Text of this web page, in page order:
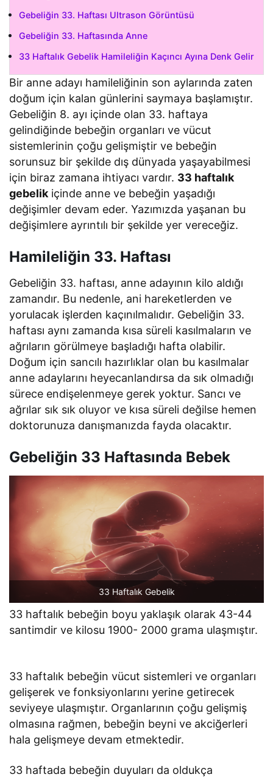
Gebeliğin 33. Haftası Ultrason Görüntüsü
Gebeliğin 33. Haftasında Anne
33 Haftalık Gebelik Hamileliğin Kaçıncı Ayına Denk Gelir
Bir anne adayı hamileliğinin son aylarında zaten
doğum için kalan günlerini saymaya başlamıştır.
Gebeliğin 8. ayı içinde olan 33. haftaya
gelindiğinde bebeğin organları ve vücut
sistemlerinin çoğu gelişmiştir ve bebeğin
sorunsuz bir şekilde dış dünyada yaşayabilmesi
için biraz zamana ihtiyacı vardır. 33 haftalık
gebelik içinde anne ve bebeğin yaşadığı
değişimler devam eder. Yazımızda yaşanan bu
değişimlere ayrıntılı bir şekilde yer vereceğiz.
Hamileliğin 33. Haftası
Gebeliğin 33. haftası, anne adayının kilo aldığı
zamandır. Bu nedenle, ani hareketlerden ve
yorulacak işlerden kaçınılmalıdır. Gebeliğin 33.
haftası aynı zamanda kısa süreli kasılmaların ve
ağrıların görülmeye başladığı hafta olabilir.
Doğum için sancılı hazırlıklar olan bu kasılmalar
anne adaylarını heyecanlandırsa da sık olmadığı
sürece endişelenmeye gerek yoktur. Sancı ve
ağrılar sık sık oluyor ve kısa süreli değilse hemen
doktorunuza danışmanızda fayda olacaktır.
Gebeliğin 33 Haftasında Bebek
33 Haftalık Gebelik
33 haftalık bebeğin boyu yaklaşık olarak 43-44
santimdir ve kilosu 1900- 2000 grama ulaşmıştır.
33 haftalık bebeğin vücut sistemleri ve organları
gelişerek ve fonksiyonlarını yerine getirecek
seviyeye ulaşmıştır. Organlarının çoğu gelişmiş
olmasına rağmen, bebeğin beyni ve akciğerleri
hala gelişmeye devam etmektedir.
33 haftada bebeğin duyuları da oldukça